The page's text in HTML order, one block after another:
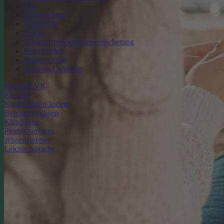
Kfz
Rechtsschutz
Haftpflicht
Unfall
Auslandsreisekrankenversicherung
Reisegepäck
Reiserücktritt
Haus und Wohnen
meineDEVK
Kontakt
Kundendaten ändern
Bescheinigungen
Kündigung
Produktservices
Wissenswertes
Leichte Sprache